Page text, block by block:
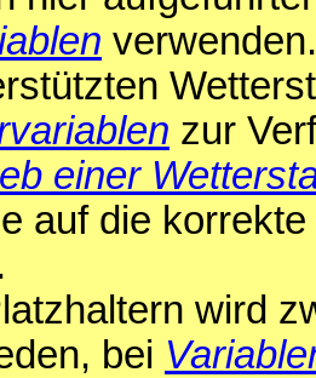
zur
einer
auf die
wird
bei